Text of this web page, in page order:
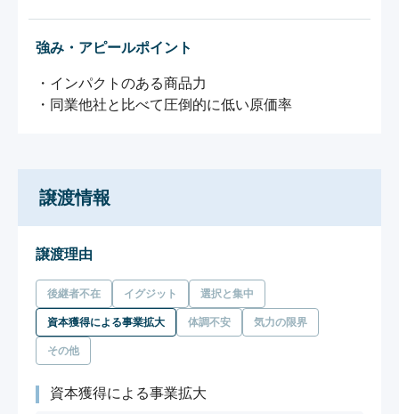
強み・アピールポイント
・インパクトのある商品力
・同業他社と比べて圧倒的に低い原価率
譲渡情報
譲渡理由
後継者不在 イグジット 選択と集中
資本獲得による事業拡大 体調不安 気力の限界
その他
資本獲得による事業拡大